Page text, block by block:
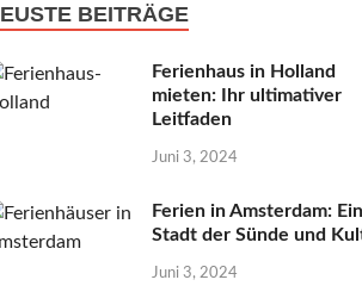
BEITRÄGE
Ferienhaus in Holland
mieten: Ihr ultimativer
Leitfaden
Juni 3, 2024
Ferien in Amsterdam:
Stadt der Sünde und
Juni 3, 2024